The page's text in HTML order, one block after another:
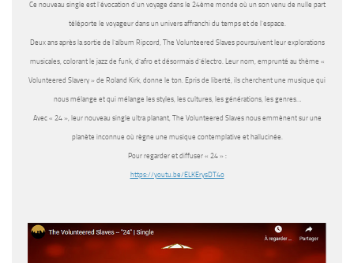
Ce nouveau single est l’évocation d’un voyage dans le 24ème monde où un son venu de nulle part
téléporte le voyageur dans un univers affranchi du temps et de l’espace.
Deux ans après la sortie de l’album Ripcord, The Volunteered Slavespoursuivent leur explorations
musicales, colorant le jazz de funk, d’afro et désormais d’électro. Leur nom, emprunté au thème «
Volunteered Slavery » de Roland Kirk, donne le ton. Epris de liberté, ils cherchent une musique qui
nous mélange et qui mélange les styles, les cultures, les générations, les genres…
Avec « 24 », leur nouveau single ultra planant, The Volunteered Slavesnous emmènent sur une
planète inconnue où règne une musique contemplative et hallucinée.
Pour regarder et diffuser « 24 » :
https://youtu.be/ELKErysDT4o